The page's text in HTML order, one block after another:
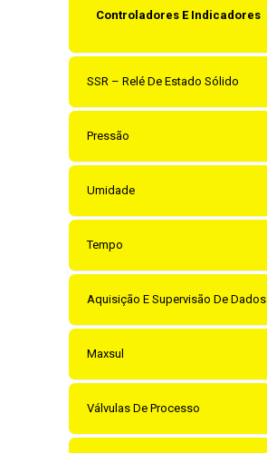
Controladores E Indicadores
SSR – Relé De Estado Sólido
Pressão
Umidade
Tempo
Aquisição E Supervisão De Dados
Maxsul
Válvulas De Processo